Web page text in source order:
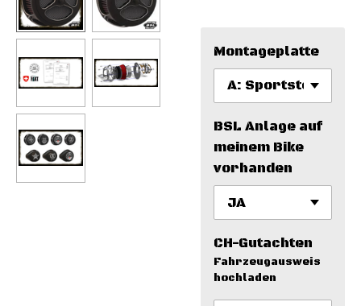
Montageplatte
BSL Anlage auf
meinem Bike
vorhanden
CH-Gutachten
Fahrzeugausweis
hochladen